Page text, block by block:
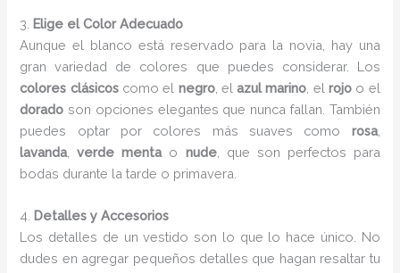
3. Elige el Color Adecuado
Aunque el blanco está reservado para la novia, hay una
gran variedad de colores que puedes considerar. Los
colores clásicoscomo el negro, elazul marino , el rojoo el
dorado son opciones elegantes que nunca fallan. También
puedes optar por colores más suaves como rosa,
lavanda,verde mentao nude, que son perfectos para
bodas durante la tarde o primavera.
4. Detalles y Accesorios
Los detalles de un vestido son lo que lo hace único. No
dudes en agregar pequeños detalles que hagan resaltar tu